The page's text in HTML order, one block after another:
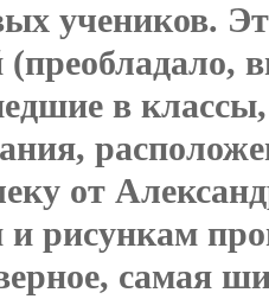
учеников.
(преобладало,
в
от
рисункам
самая